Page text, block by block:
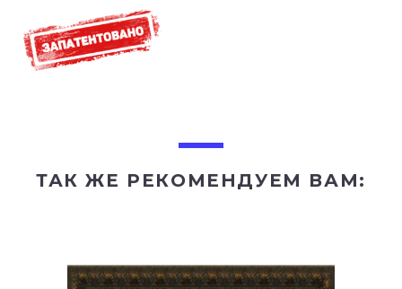
ТАК ЖЕ РЕКОМЕНДУЕМ ВАМ: